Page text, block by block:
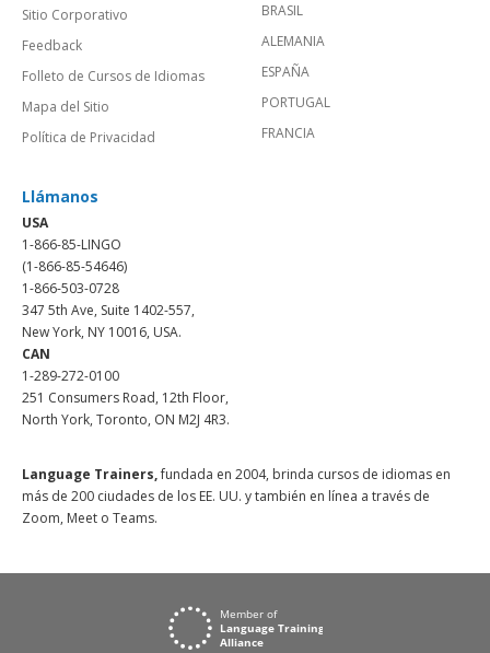
Sitio Corporativo
Feedback
Folleto de Cursos de Idiomas
Mapa del Sitio
Política de Privacidad
BRASIL
ALEMANIA
ESPAÑA
PORTUGAL
FRANCIA
Llámanos
USA
1-866-85-LINGO
(1-866-85-54646)
1-866-503-0728
347 5th Ave, Suite 1402-557,
New York, NY 10016, USA.
CAN
1-289-272-0100
251 Consumers Road, 12th Floor,
North York, Toronto, ON M2J 4R3.
Language Trainers,fundada en 2004, brinda cursos de idiomas en
más de 200 ciudades de los EE. UU. y también en línea a través de
Zoom, Meet o Teams.